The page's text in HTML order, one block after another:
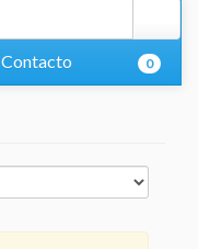
Contacto 0